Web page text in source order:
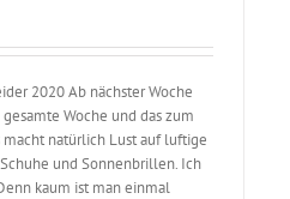
2020 Ab nächster Woche
Woche und das zum
macht natürlich Lust auf luftige
und Sonnenbrillen. Ich
kaum ist man einmal